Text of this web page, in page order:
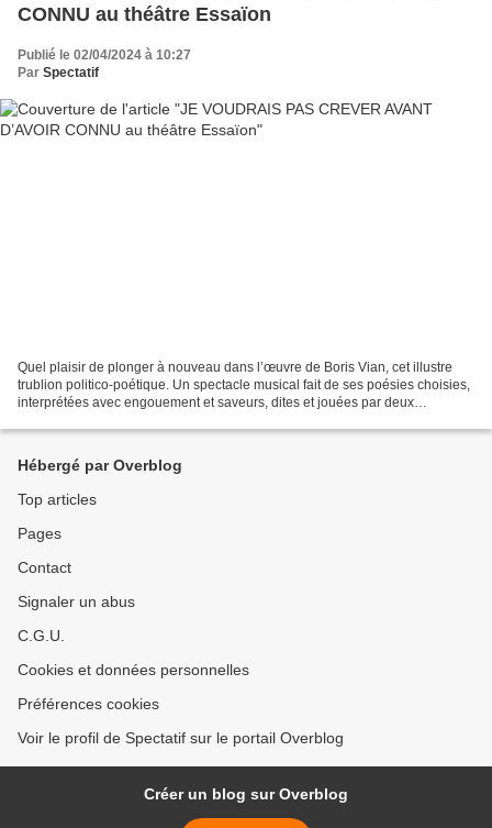
CONNU au théâtre Essaïon
Publié le 02/04/2024 à 10:27
Par Spectatif
Quel plaisir de plonger à nouveau dans l’œuvre de Boris Vian, cet illustre
trublion politico-poétique. Un spectacle musical fait de ses poésies choisies,
interprétées avec engouement et saveurs, dites et jouées par deux
Hébergé par Overblog
Top articles
Pages
Contact
Signaler un abus
C.G.U.
Cookies et données personnelles
Préférences cookies
Voir le profil de Spectatif sur le portail Overblog
Créer un blog sur Overblog